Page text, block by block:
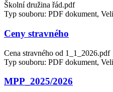
Školní družina řád.pdf
Typ souboru: PDF dokument,
Ceny stravného
Cena stravného od 1_1_2026.pdf
Typ souboru: PDF dokument,
MPP_2025/2026